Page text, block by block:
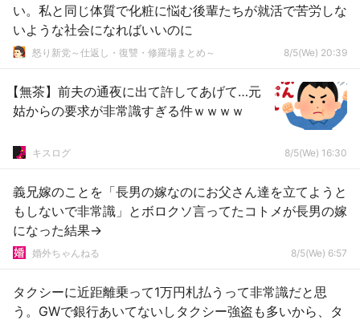
い。私と同じ体質で化粧に悩む後輩たちが就活で苦労しな
いような社会になればいいのに
怒り新党～仕返し・復讐・修羅場まとめ～ 8/5(We) 20:39
【無茶】前夫の通夜に出て許してあげて…元
姑からの要求が非常識すぎる件ｗｗｗｗ
キスログ 8/5(We) 16:30
義兄嫁のことを「長男の嫁なのにお父さん達を立てようと
もしないで非常識」とボロクソ言ってたコトメが長男の嫁
になった結果→
婚外ちゃんねる 8/5(We) 6:57
タクシーに近距離乗って1万円札払うって非常識だと思
う。GWで銀行あいてないしタクシー強盗も多いから、タ